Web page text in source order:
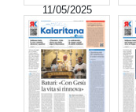
11/05/2025